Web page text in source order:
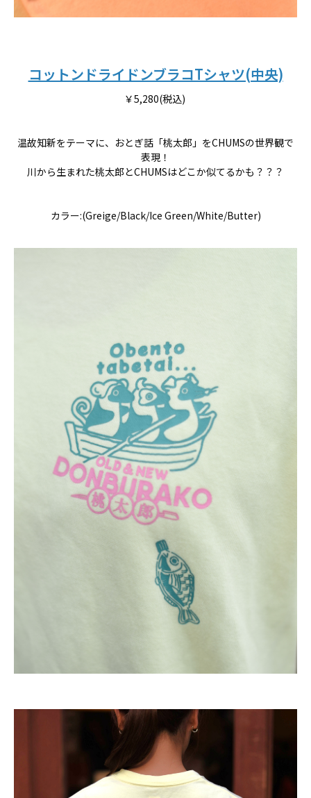
コットンドライドンブラコTシャツ(中央)
￥5,280(税込)
温故知新をテーマに、おとぎ話「桃太郎」をCHUMSの世界観で
表現！
川から生まれた桃太郎とCHUMSはどこか似てるかも？？？
カラー:(Greige/Black/Ice Green/White/Butter)